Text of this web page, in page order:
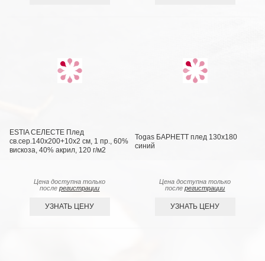
ESTIA СЕЛЕСТЕ Плед
св.сер.140х200+10х2 см, 1 пр., 60%
вискоза, 40% акрил, 120 г/м2
Цена доступна только
послерегистрации
УЗНАТЬ ЦЕНУ
Togas БАРНЕТТ плед 130х180
синий
Цена доступна только
послерегистрации
УЗНАТЬ ЦЕНУ